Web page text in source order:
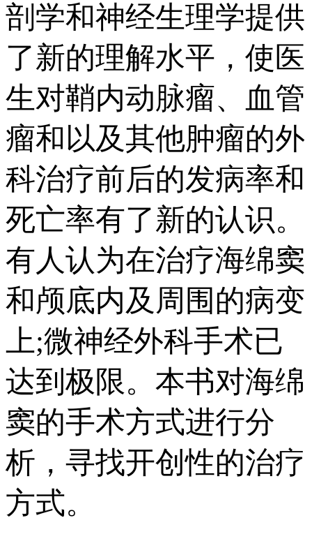
剖学和神经生理学提供
了新的理解水平，使医
生对鞘内动脉瘤、血管
瘤和以及其他肿瘤的外
科治疗前后的发病率和
死亡率有了新的认识。
有人认为在治疗海绵窦
和颅底内及周围的病变
上;微神经外科手术已
达到极限。本书对海绵
窦的手术方式进行分
析，寻找开创性的治疗
方式。